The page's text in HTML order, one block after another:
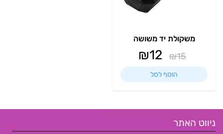
משקולת יד משושה
₪15
₪12
הוסף לסל
ניווט האתר